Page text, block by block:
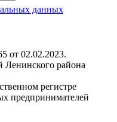
данных
от 02.02.2023.
Ленинского района
регистре
предпринимателей